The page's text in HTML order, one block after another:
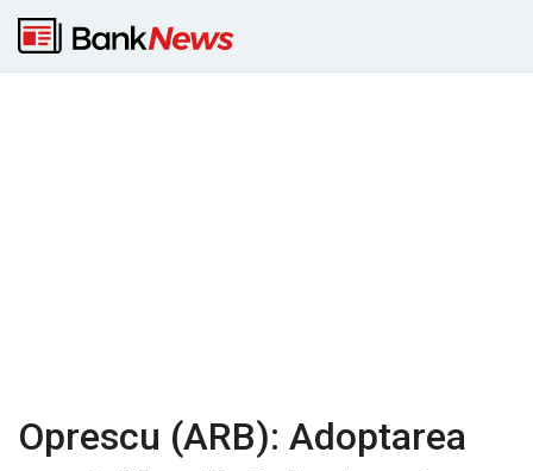
Oprescu (ARB): Adoptarea